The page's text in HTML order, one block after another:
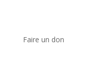
Faire un don